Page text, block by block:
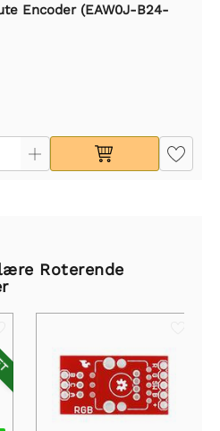
Encoder (EAW0J-B24-
Roterende